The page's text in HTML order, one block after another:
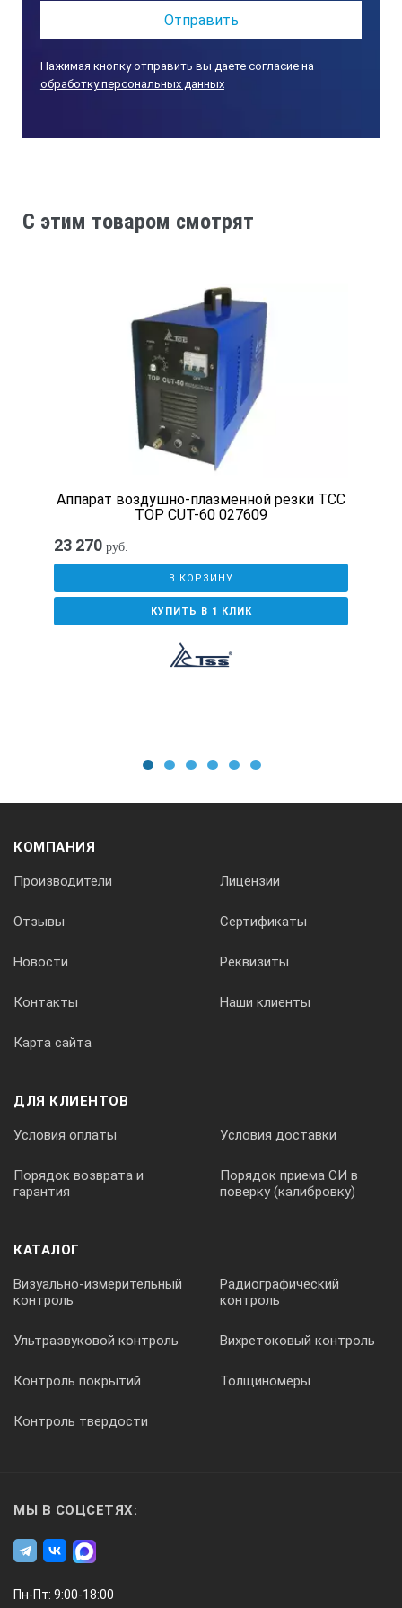
Нажимая кнопку отправить вы даете согласие на
обработку персональных данных
C этим товаром смотрят
Аппарат воздушно-плазменной резки ТСС
TOP CUT-60 027609
23 270 руб.
В КОРЗИНУ
КУПИТЬ В 1 КЛИК
КОМПАНИЯ
Производители Лицензии
Отзывы Сертификаты
Новости Реквизиты
Контакты Наши клиенты
Карта сайта
ДЛЯ КЛИЕНТОВ
Условия оплаты Условия доставки
Порядок возврата и
гарантия
Порядок приема СИ в
поверку (калибровку)
КАТАЛОГ
Визуально-измерительный
контроль
Радиографический
контроль
Ультразвуковой контроль Вихретоковый контроль
Контроль покрытий Толщиномеры
Контроль твердости
МЫ В СОЦСЕТЯХ:
Пн-Пт: 9:00-18:00